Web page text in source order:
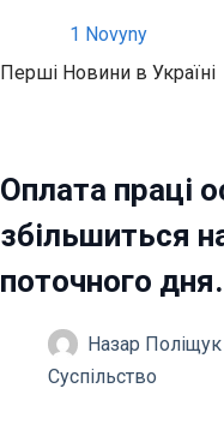
вмісту
1 Novyny
Перші Новини в Україні
Оплата праці
збільшиться
поточного дня.
Назар Поліщук
Суспільство